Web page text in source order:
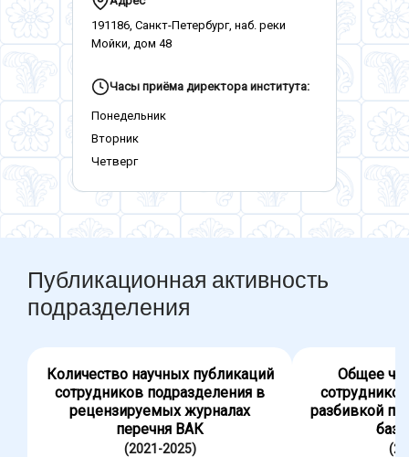
191186, Санкт-Петербург, наб. реки
Мойки, дом 48
Часы приёма директора института:
Понедельник
Вторник
Четверг
Публикационная активность
подразделения
Количество научных публикаций
сотрудников подразделения в
рецензируемых журналах
перечня ВАК
(2021-2025)
Общее
разбивкой